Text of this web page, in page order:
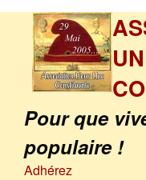
Pour que
populaire !
Adhérez